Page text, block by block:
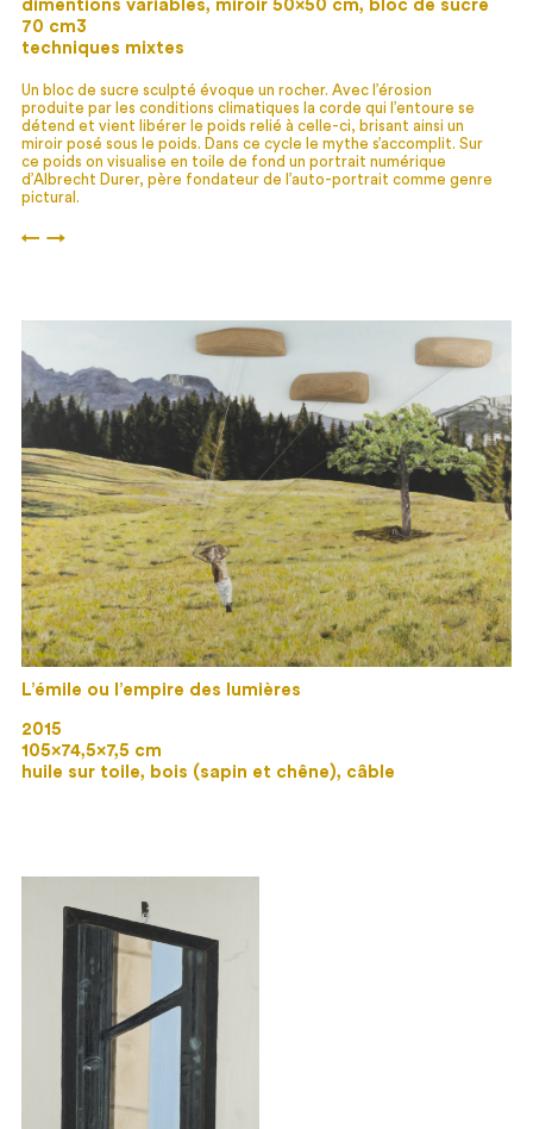
dimentions variables, miroir 50×50 cm, bloc de sucre
70 cm3
techniques mixtes
Un bloc de sucre sculpté évoque un rocher. Avec l’érosion
produite par les conditions climatiques la corde qui l’entoure se
détend et vient libérer le poids relié à celle-ci, brisant ainsi un
miroir posé sous le poids. Dans ce cycle le mythe s’accomplit. Sur
ce poids on visualise en toile de fond un portrait numérique
d’Albrecht Durer, père fondateur de l’auto-portrait comme genre
pictural.
← →
L’émile ou l’empire des lumières
2015
105×74,5×7,5 cm
huile sur toile, bois (sapin et chêne), câble